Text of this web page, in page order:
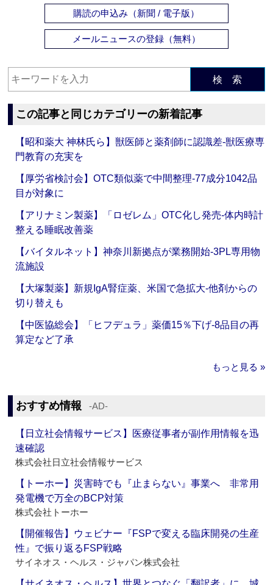
購読の申込み（新聞 / 電子版）
メールニュースの登録（無料）
検 索
この記事と同じカテゴリーの新着記事
【昭和薬大 神林氏ら】獣医師と薬剤師に認識差‐獣医療専
門教育の充実を
【厚労省検討会】OTC類似薬で中間整理‐77成分1042品
目が対象に
【アリナミン製薬】「ロゼレム」OTC化し発売‐体内時計
整える睡眠改善薬
【バイタルネット】神奈川新拠点が業務開始‐3PL専用物
流施設
【大塚製薬】新規IgA腎症薬、米国で急拡大‐他剤からの
切り替えも
【中医協総会】「ヒフデュラ」薬価15％下げ‐8品目の再
算定など了承
もっと見る »
おすすめ情報 ‐AD‐
【日立社会情報サービス】医療従事者が副作用情報を迅
速確認
株式会社日立社会情報サービス
【トーホー】災害時でも『止まらない』事業へ 非常用
発電機で万全のBCP対策
株式会社トーホー
【開催報告】ウェビナー『FSPで変える臨床開発の生産
性』で振り返るFSP戦略
サイネオス・ヘルス・ジャパン株式会社